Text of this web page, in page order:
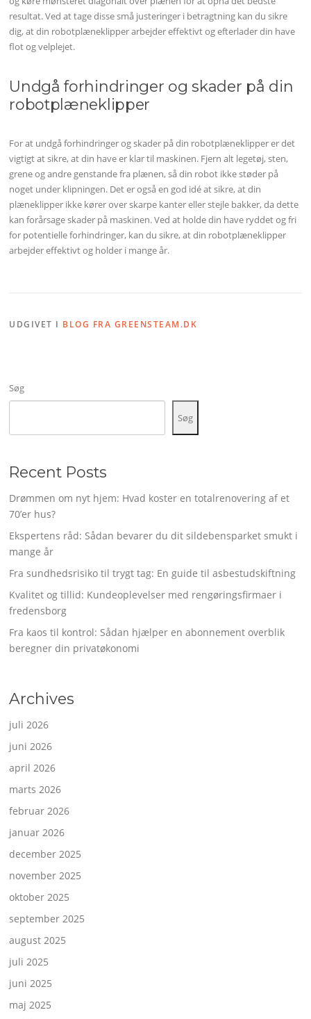
resultat. Ved at tage disse små justeringer i betragtning kan du sikre
dig, at din robotplæneklipper arbejder effektivt og efterlader din have
flot og velplejet.
Undgå forhindringer og skader på din
robotplæneklipper
For at undgå forhindringer og skader på din robotplæneklipper er det
vigtigt at sikre, at din have er klar til maskinen. Fjern alt legetøj, sten,
grene og andre genstande fra plænen, så din robot ikke støder på
noget under klipningen. Det er også en god idé at sikre, at din
plæneklipper ikke kører over skarpe kanter eller stejle bakker, da dette
kan forårsage skader på maskinen. Ved at holde din have ryddet og fri
for potentielle forhindringer, kan du sikre, at din robotplæneklipper
arbejder effektivt og holder i mange år.
UDGIVET I BLOG FRA GREENSTEAM.DK
Søg
Søg
Recent Posts
Drømmen om nyt hjem: Hvad koster en totalrenovering af et
70’er hus?
Ekspertens råd: Sådan bevarer du dit sildebensparket smukt i
mange år
Fra sundhedsrisiko til trygt tag: En guide til asbestudskiftning
Kvalitet og tillid: Kundeoplevelser med rengøringsfirmaer i
fredensborg
Fra kaos til kontrol: Sådan hjælper en abonnement overblik
beregner din privatøkonomi
Archives
juli 2026
juni 2026
april 2026
marts 2026
februar 2026
januar 2026
december 2025
november 2025
oktober 2025
september 2025
august 2025
juli 2025
juni 2025
maj 2025